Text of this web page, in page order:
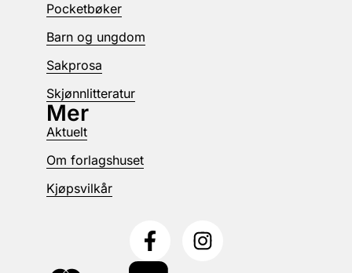
Pocketbøker
Barn og ungdom
Sakprosa
Skjønnlitteratur
Mer
Aktuelt
Om forlagshuset
Kjøpsvilkår